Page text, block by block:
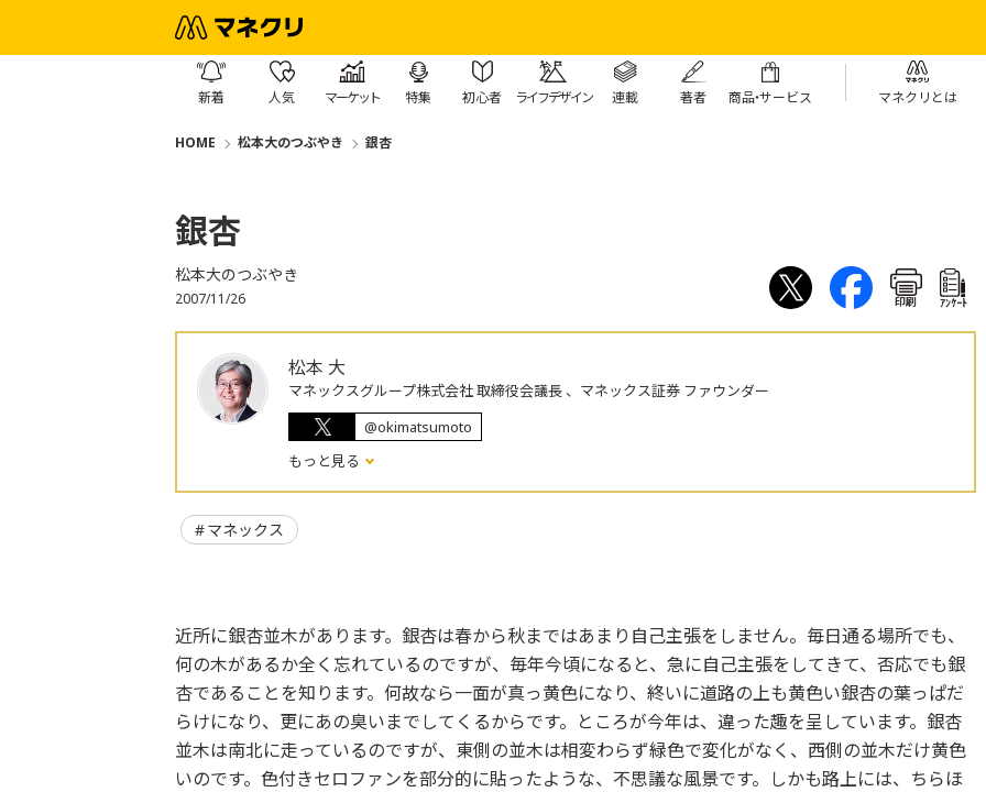
新着 人気 マーケット 特集 初心者 ライフデザイン 連載 著者 商品・サービス マネクリとは
HOME 松本大のつぶやき 銀杏
銀杏
松本大のつぶやき
2007/11/26 印刷 ｱﾝｹｰﾄ
松本 大
マネックスグループ株式会社 取締役会議長 、マネックス証券 ファウンダー
@okimatsumoto
もっと見る
マネックス
近所に銀杏並木があります。銀杏は春から秋まではあまり自己主張をしません。毎日通る場所でも、
何の木があるか全く忘れているのですが、毎年今頃になると、急に自己主張をしてきて、否応でも銀
杏であることを知ります。何故なら一面が真っ黄色になり、終いに道路の上も黄色い銀杏の葉っぱだ
らけになり、更にあの臭いまでしてくるからです。ところが今年は、違った趣を呈しています。銀杏
並木は南北に走っているのですが、東側の並木は相変わらず緑色で変化がなく、西側の並木だけ黄色
いのです。色付きセロファンを部分的に貼ったような、不思議な風景です。しかも路上には、ちらほ